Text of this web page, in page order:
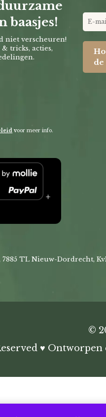
baasjes!
niet verscheuren!
tricks, acties,
voor meer info.
+
TL Nieuw-Dordrecht,
©
♥